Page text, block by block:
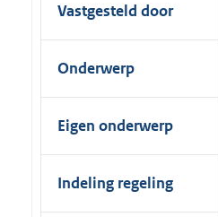
Vastgesteld door
Onderwerp
Eigen onderwerp
Indeling regeling